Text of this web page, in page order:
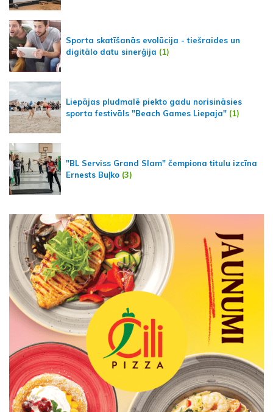
Sporta skatīšanās evolūcija - tiešraides un
digitālo datu sinerģija (1)
Liepājas pludmalē piekto gadu norisināsies
sporta festivāls "Beach Games Liepaja" (1)
"BL Serviss Grand Slam" čempiona titulu izcīna
Ernests Buļko (3)